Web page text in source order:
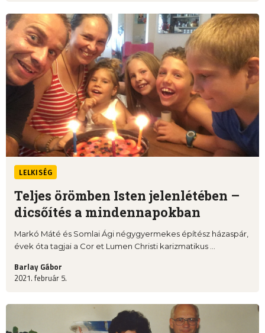
LELKISÉG
Teljes örömben Isten jelenlétében –
dicsőítés a mindennapokban
Markó Máté és Somlai Ági négygyermekes építész házaspár,
évek óta tagjai a Cor et Lumen Christi karizmatikus ...
Barlay Gábor
2021. február 5.